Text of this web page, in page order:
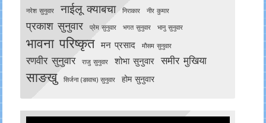
नरेश सुनुवार नाईलू क्याबचा निराकार नीर कुमार
प्रकाश सुनुवार प्रेम सुनुवार भगत सुनुवार भानु सुनुवार
भावना परिष्कृत मन प्रसाद मौसम सुनुवार
रणवीर सुनुवार राजु सुनुवार शोभा सुनुवार समीर मुखिया
साङखु सिर्जना (ङावाच) सुनुवार होम सुनुवार